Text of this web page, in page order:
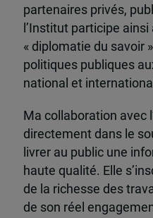
partenaires privés,
l’Institut participe
« diplomatie du savoir
politiques publiques
national et
Ma collaboration avec
directement dans le
livrer au public une
haute qualité. Elle
de la richesse des
de son réel